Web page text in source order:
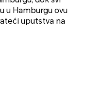
u Hamburgu ovu
uputstva na